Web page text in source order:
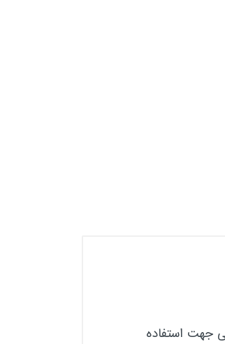
در بسته بندی عالی جهت استفاده